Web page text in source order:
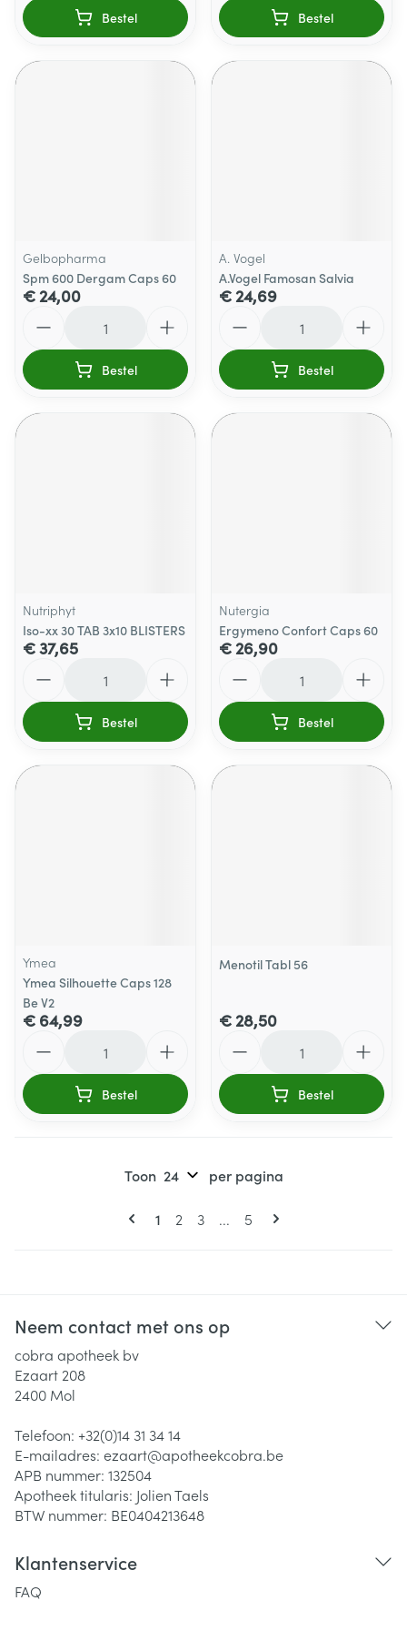
Bestel Bestel
Gelbopharma
Spm 600 Dergam Caps 60
€ 24,00
Bestel
A. Vogel
A.Vogel Famosan Salvia
€ 24,69
Bestel
Nutriphyt
Iso-xx 30 TAB 3x10 BLISTERS
€ 37,65
Bestel
Nutergia
Ergymeno Confort Caps 60
€ 26,90
Bestel
Ymea
Ymea Silhouette Caps 128
Be V2
€ 64,99
Bestel
Menotil Tabl 56
€ 28,50
Bestel
Pagina's
U lees momenteel pagina
1 Pagina
2 Pagina
3 ... Pagina
5
Toon per pagina
Neem contact met ons op
cobra apotheek bv
Ezaart 208
2400 Mol
Telefoon: +32(0)14 31 34 14
E-mailadres: ezaart@apotheekcobra.be
APB nummer: 132504
Apotheek titularis: Jolien Taels
BTW nummer: BE0404213648
Klantenservice
FAQ